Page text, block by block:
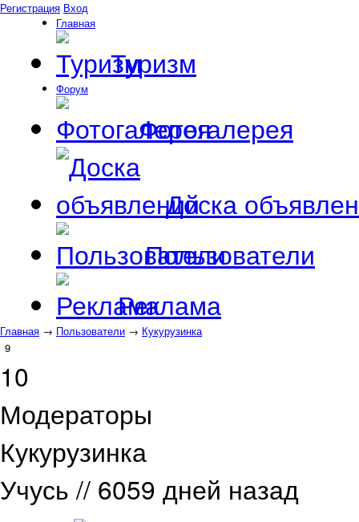
Регистрация Вход
Главная
Туризм
Форум
Фотогалерея
Доска
Пользователи
Реклама
Главная → Пользователи → Кукурузинка
9
10
Модераторы
Кукурузинка
Учусь // 6059 дней назад